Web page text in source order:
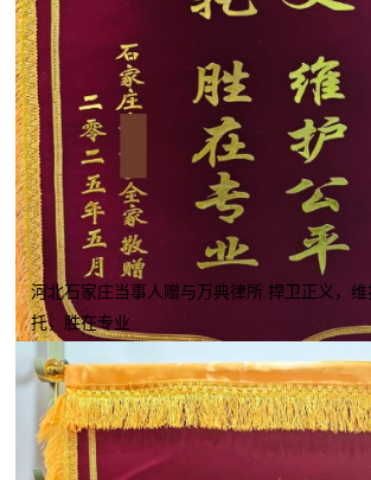
河北石家庄当事人赠与万典律所 捍卫正义，
托，胜在专业